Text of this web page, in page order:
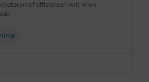
of efficiënter wilt leren